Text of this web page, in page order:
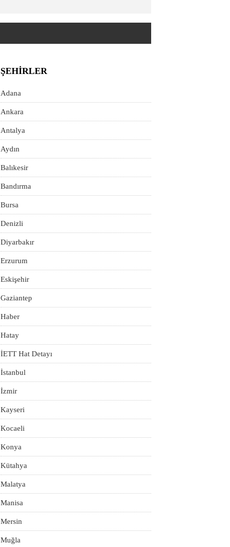
ŞEHIRLER
Adana
Ankara
Antalya
Aydın
Balıkesir
Bandırma
Bursa
Denizli
Diyarbakır
Erzurum
Eskişehir
Gaziantep
Haber
Hatay
İETT Hat Detayı
İstanbul
İzmir
Kayseri
Kocaeli
Konya
Kütahya
Malatya
Manisa
Mersin
Muğla